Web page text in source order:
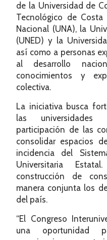
de la Universidad de
Tecnológico de Costa
Nacional (UNA), la
(UNED) y la
así como a personas
al desarrollo
conocimientos y
colectiva.
La iniciativa busca
las universidades
participación de las
consolidar espacios
incidencia del
Universitaria
construcción de
manera conjunta los
del país.
“El Congreso
una oportunidad